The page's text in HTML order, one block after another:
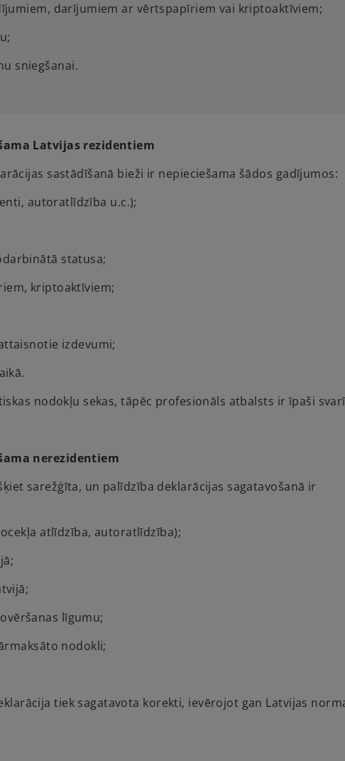
darījumiem ar vērtspapīriem vai kriptoaktīviem;
sniegšanai.
Latvijas rezidentiem
sastādīšanā bieži ir nepieciešama šādos gadījumos:
autoratlīdzība u.c.);
statusa;
kriptoaktīviem;
izdevumi;
nodokļu sekas, tāpēc profesionāls atbalsts ir īpaši
nerezidentiem
sarežģīta, un palīdzība deklarācijas sagatavošanā ir
atlīdzība, autoratlīdzība);
līgumu;
nodokli;
tiek sagatavota korekti, ievērojot gan Latvijas